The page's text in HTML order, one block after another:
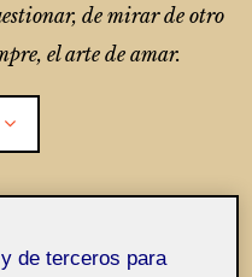
de mirar de otro
el arte de amar.
de terceros para